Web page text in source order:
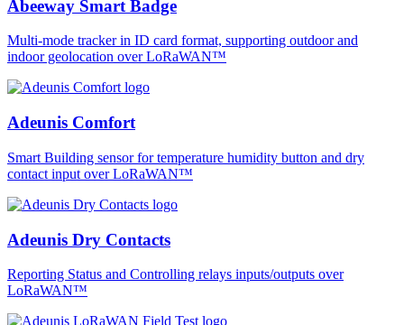
Abeeway Smart Badge
Multi-mode tracker in ID card format, supporting outdoor and
indoor geolocation over LoRaWAN™
Adeunis Comfort
Smart Building sensor for temperature humidity button and dry
contact input over LoRaWAN™
Adeunis Dry Contacts
Reporting Status and Controlling relays inputs/outputs over
LoRaWAN™